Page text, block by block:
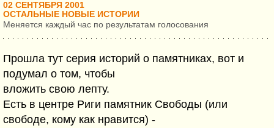
02 СЕНТЯБРЯ 2001
ОСТАЛЬНЫЕ НОВЫЕ ИСТОРИИ
Меняется каждый час по результатам голосования
Прошла тут серия историй о памятниках, вот и
подумал о том, чтобы
вложить свою лепту.
Есть в центре Риги памятник Свободы (или
свободе, кому как нравится) -